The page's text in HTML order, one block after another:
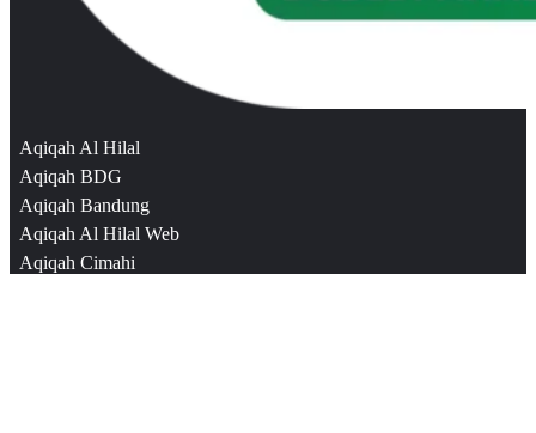
Aqiqah Al Hilal
Aqiqah BDG
Aqiqah Bandung
Aqiqah Al Hilal Web
Aqiqah Cimahi